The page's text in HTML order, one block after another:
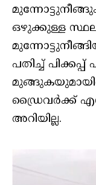
ഒഴുക്കുള്ള
പതിച്ച്
ഡ്രൈവര്‍ക്ക്
അറിയില്ല.